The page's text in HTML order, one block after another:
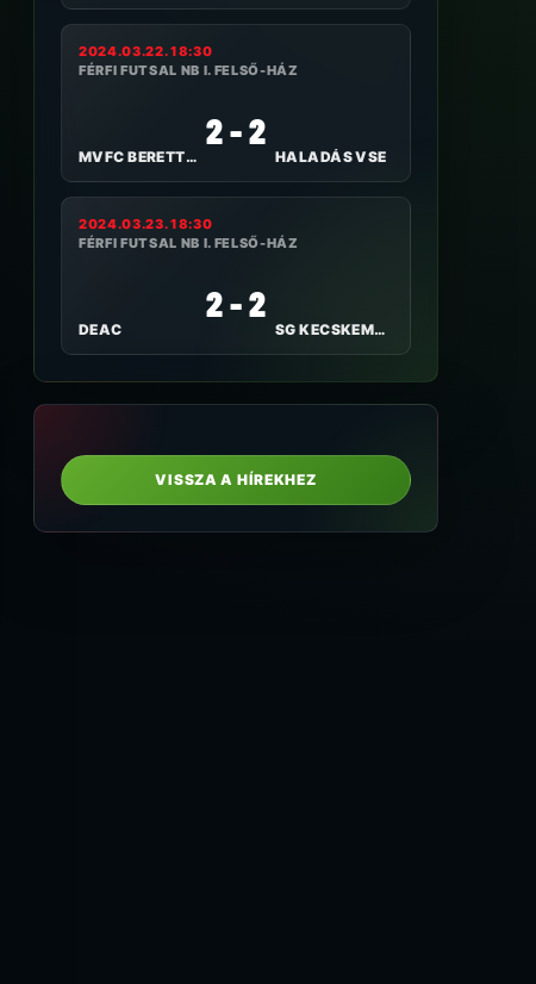
2024.03.22. 18:30
FÉRFI FUTSAL NB I. FELSŐ-HÁZ
MVFC BERETTYÓÚJFALU
2 - 2
HALADÁS VSE
2024.03.23. 18:30
FÉRFI FUTSAL NB I. FELSŐ-HÁZ
DEAC
2 - 2
SG KECSKEMÉT FUTSAL
VISSZA A HÍREKHEZ